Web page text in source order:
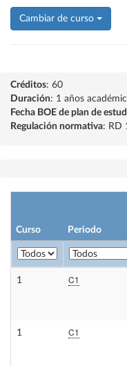
Cambiar de curso
Créditos: 60
Duración: 1 años
Fecha BOE de plan de
Regulación normativa: RD
Curso Periodo
1 C1
1 C1